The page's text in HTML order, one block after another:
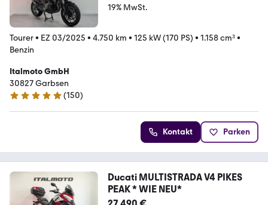
19% MwSt.
Tourer• EZ 03/2025 • 4.750 km • 125 kW (170 PS) • 1.158 cm³•
Benzin
Italmoto GmbH
30827 Garbsen
5 Sterne
(150)
Kontakt Parken
Ducati MULTISTRADA V4 PIKES
PEAK * WIE NEU*